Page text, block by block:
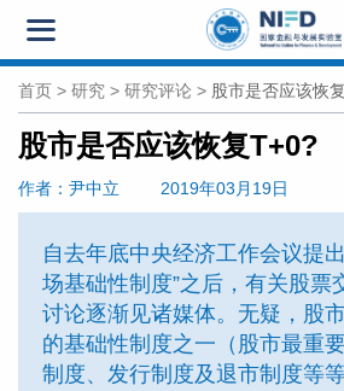
首页 > 研究 > 研究评论 > 股市是否应该恢
股市是否应该恢复T+0?
作者 ：尹中立 2019年03月19日
自去年底中央经济工作会议提
场基础性制度”之后，有关股票
讨论逐渐见诸媒体。无疑，股
的基础性制度之一（股市最重
制度、发行制度及退市制度等